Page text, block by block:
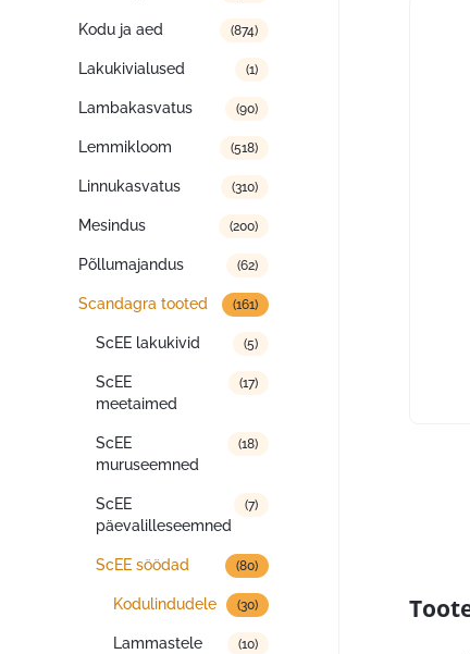
Kodu ja aed (874)
Lakukivialused (1)
Lambakasvatus (90)
Lemmikloom (518)
Linnukasvatus (310)
Mesindus (200)
Põllumajandus (62)
Scandagra tooted (161)
ScEE lakukivid (5)
ScEE
meetaimed
(17)
ScEE
muruseemned
(18)
ScEE
päevalilleseemned
(7)
ScEE söödad (80)
Kodulindudele (30)
Lammastele (10)